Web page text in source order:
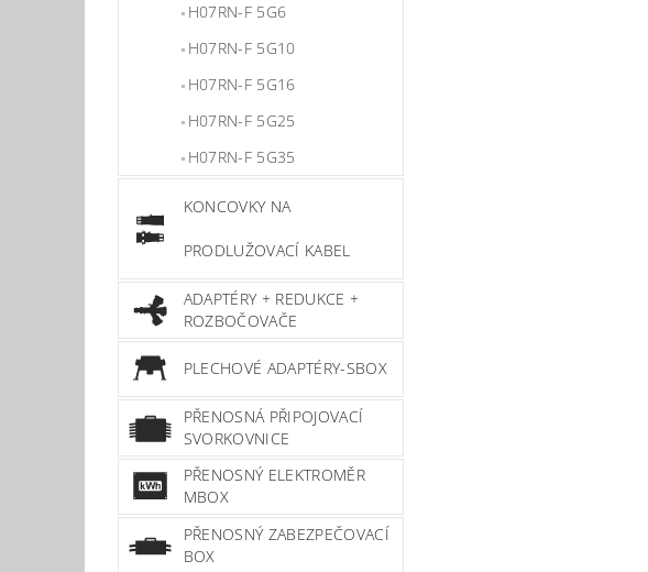
H07RN-F 5G6
H07RN-F 5G10
H07RN-F 5G16
H07RN-F 5G25
H07RN-F 5G35
KONCOVKY NA
PRODLUŽOVACÍ KABEL
ADAPTÉRY + REDUKCE +
ROZBOČOVAČE
PLECHOVÉ ADAPTÉRY-SBOX
PŘENOSNÁ PŘIPOJOVACÍ
SVORKOVNICE
PŘENOSNÝ ELEKTROMĚR
MBOX
PŘENOSNÝ ZABEZPEČOVACÍ
BOX